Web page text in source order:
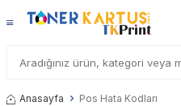
Anasayfa Pos Hata Kodları